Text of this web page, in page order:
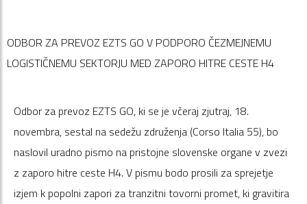
ODBOR ZA PREVOZ EZTS GO V PODPORO ČEZMEJNEMU
LOGISTIČNEMU SEKTORJU MED ZAPORO HITRE CESTE H4
Odbor za prevoz EZTS GO, ki se je včeraj zjutraj, 18.
novembra, sestal na sedežu združenja (Corso Italia 55), bo
naslovil uradno pismo na pristojne slovenske organe v zvezi
z zaporo hitre ceste H4. V pismu bodo prosili za sprejetje
izjem k popolni zapori za tranzitni tovorni promet, ki gravitira